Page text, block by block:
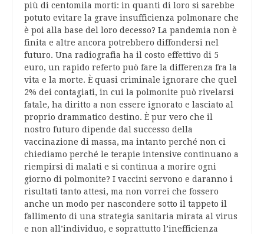
più di centomila morti: in quanti di loro si sarebbe
potuto evitare la grave insufficienza polmonare che
è poi alla base del loro decesso? La pandemia non è
finita e altre ancora potrebbero diffondersi nel
futuro. Una radiografia ha il costo effettivo di 5
euro, un rapido referto può fare la differenza fra la
vita e la morte. È quasi criminale ignorare che quel
2% dei contagiati, in cui la polmonite può rivelarsi
fatale, ha diritto a non essere ignorato e lasciato al
proprio drammatico destino. È pur vero che il
nostro futuro dipende dal successo della
vaccinazione di massa, ma intanto perché non ci
chiediamo perché le terapie intensive continuano a
riempirsi di malati e si continua a morire ogni
giorno di polmonite? I vaccini servono e daranno i
risultati tanto attesi, ma non vorrei che fossero
anche un modo per nascondere sotto il tappeto il
fallimento di una strategia sanitaria mirata al virus
e non all’individuo, e soprattutto l’inefficienza